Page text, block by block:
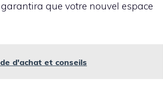
que votre nouvel espace
d'achat et conseils